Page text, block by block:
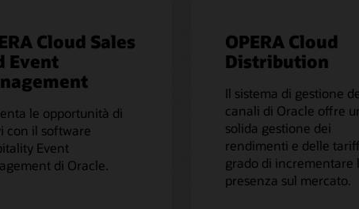
Cloud Sales
Event
le opportunità di
con il software
Event
di Oracle.
OPERA Cloud
Distribution
Il sistema di gestione
canali di Oracle offre
solida gestione dei
rendimenti e delle
grado di incrementare
presenza sul mercato.